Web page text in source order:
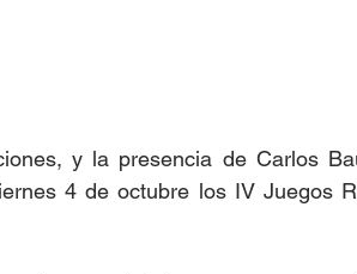
y la presencia de Carlos
4 de octubre los IV Juegos